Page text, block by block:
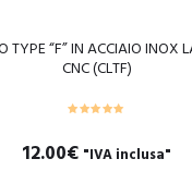
TYPE “F” IN ACCIAIO INOX
CNC (CLTF)
12.00€ "IVA inclusa"